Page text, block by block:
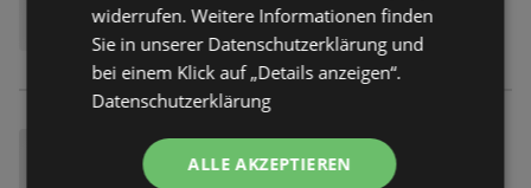
widerrufen. Weitere Informationen finden
Sie in unserer Datenschutzerklärung und
bei einem Klick auf „Details anzeigen“.
Datenschutzerklärung
ALLE AKZEPTIEREN